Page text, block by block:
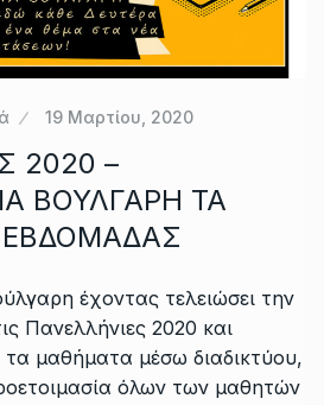
19 Μαρτίου, 2020
2020 –
ΒΟΥΛΓΑΡΗ ΤΑ
έχοντας τελειώσει την
Πανελλήνιες 2020 και
τα μαθήματα μέσω διαδικτύου,
όλων των μαθητών